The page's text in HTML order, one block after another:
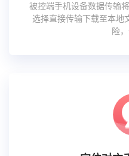
被控端手机设备数据传输
选择直接传输下载至本地
险